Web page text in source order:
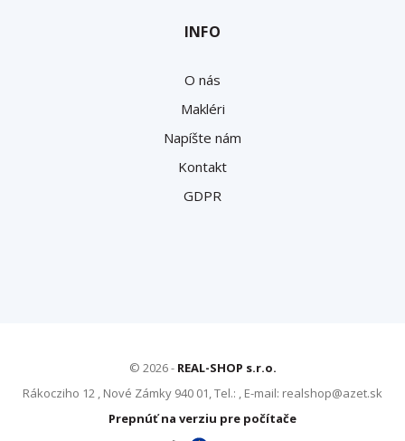
INFO
O nás
Makléri
Napíšte nám
Kontakt
GDPR
© 2026 - REAL-SHOP s.r.o.
Rákocziho 12 , Nové Zámky 940 01, Tel.: , E-mail: realshop@azet.sk
Prepnúť na verziu pre počítače